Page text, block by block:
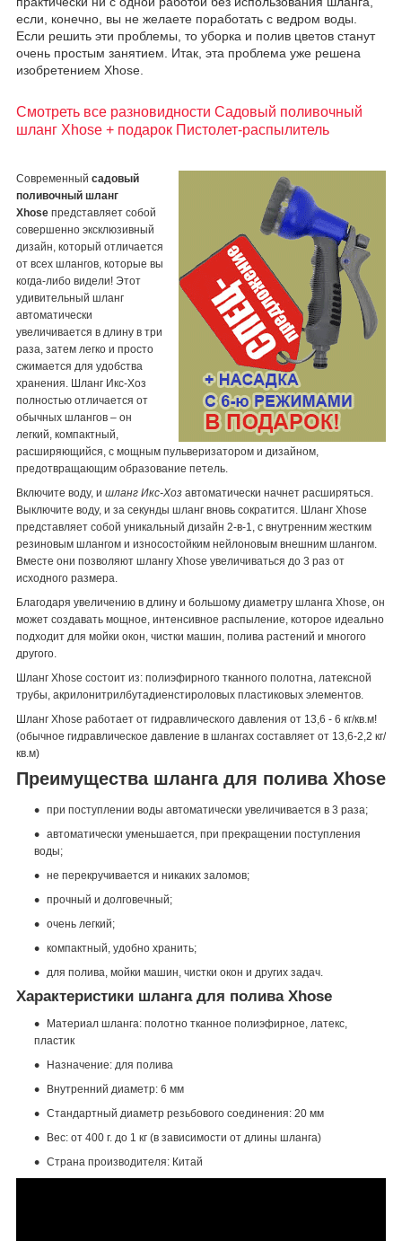
если, конечно, вы не желаете поработать с ведром воды.
Если решить эти проблемы, то уборка и полив цветов станут
очень простым занятием. Итак, эта проблема уже решена
изобретением Xhose.
Смотреть все разновидности Садовый поливочный
шланг Xhose + подарок Пистолет-распылитель
Современный садовый
поливочный шланг
Xhose представляет собой
совершенно эксклюзивный
дизайн, который отличается
от всех шлангов, которые вы
когда-либо видели! Этот
удивительный шланг
автоматически
увеличивается в длину в три
раза, затем легко и просто
сжимается для удобства
хранения. Шланг Икс-Хоз
полностью отличается от
обычных шлангов – он
легкий, компактный,
расширяющийся, с мощным пульверизатором и дизайном,
предотвращающим образование петель.
Включите воду, и шланг Икс-Хоз автоматически начнет расширяться.
Выключите воду, и за секунды шланг вновь сократится. Шланг Xhose
представляет собой уникальный дизайн 2-в-1, с внутренним жестким
резиновым шлангом и износостойким нейлоновым внешним шлангом.
Вместе они позволяют шлангу Xhose увеличиваться до 3 раз от
исходного размера.
Благодаря увеличению в длину и большому диаметру шланга Xhose, он
может создавать мощное, интенсивное распыление, которое идеально
подходит для мойки окон, чистки машин, полива растений и многого
другого.
Шланг Xhose состоит из: полиэфирного тканного полотна, латексной
трубы, акрилонитрилбутадиенстироловых пластиковых элементов.
Шланг Xhose работает от гидравлического давления от 13,6 - 6 кг/кв.м!
(обычное гидравлическое давление в шлангах составляет от 13,6-2,2 кг/
кв.м)
Преимущества шланга для полива Xhose
при поступлении воды автоматически увеличивается в 3 раза;
автоматически уменьшается, при прекращении поступления
воды;
не перекручивается и никаких заломов;
прочный и долговечный;
очень легкий;
компактный, удобно хранить;
для полива, мойки машин, чистки окон и других задач.
Характеристики шланга для полива Xhose
Материал шланга: полотно тканное полиэфирное, латекс,
пластик
Назначение: для полива
Внутренний диаметр: 6 мм
Стандартный диаметр резьбового соединения: 20 мм
Вес: от 400 г. до 1 кг (в зависимости от длины шланга)
Страна производителя: Китай